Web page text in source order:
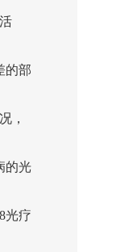
的部
，
的光
光疗